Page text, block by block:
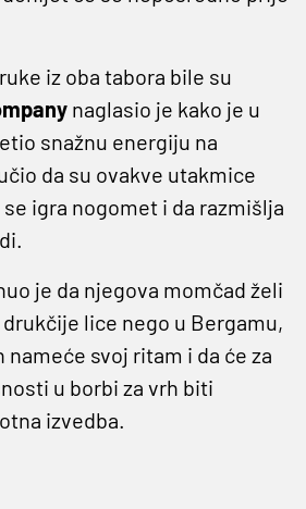
iz oba tabora bile su
naglasio je kako je u
snažnu energiju na
da su ovakve utakmice
igra nogomet i da razmišlja
je da njegova momčad želi
lice nego u Bergamu,
nameće svoj ritam i da će za
u borbi za vrh biti
izvedba.